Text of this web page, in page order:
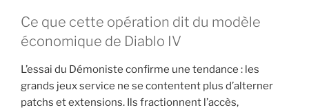
Ce que cette opération dit du modèle
économique de Diablo IV
L’essai du Démoniste confirme une tendance : les
grands jeux service ne se contentent plus d’alterner
patchs et extensions. Ils fractionnent l’accès,